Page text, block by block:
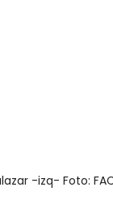
-izq- Foto: